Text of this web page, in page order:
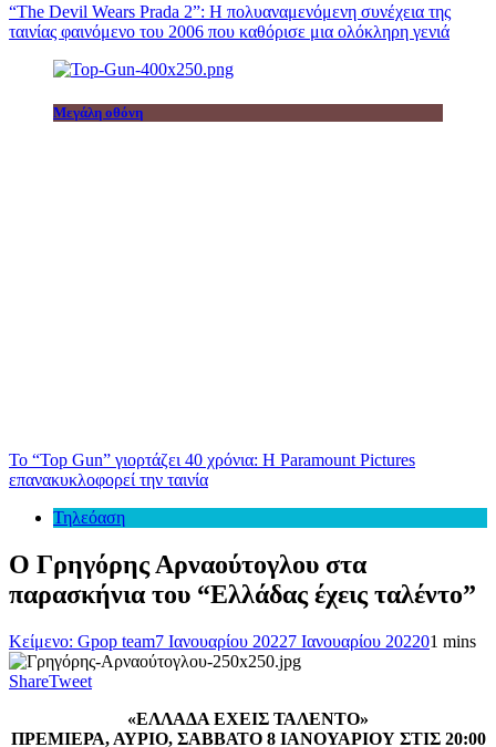
“The Devil Wears Prada 2”: Η πολυαναμενόμενη συνέχεια της
ταινίας φαινόμενο του 2006 που καθόρισε μια ολόκληρη γενιά
Μεγάλη οθόνη
Το “Top Gun” γιορτάζει 40 χρόνια: Η Paramount Pictures
επανακυκλοφορεί την ταινία
Τηλεόαση
Ο Γρηγόρης Αρναούτογλου στα
παρασκήνια του “Ελλάδας έχεις ταλέντο”
Κείμενο: Gpop team7 Ιανουαρίου 20227 Ιανουαρίου 202201 mins
ShareTweet
«ΕΛΛΑΔΑ ΕΧΕΙΣ ΤΑΛΕΝΤΟ»
ΠΡΕΜΙΕΡΑ, ΑΥΡΙΟ, ΣΑΒΒΑΤΟ 8 ΙΑΝΟΥΑΡΙΟΥ ΣΤΙΣ 20:00